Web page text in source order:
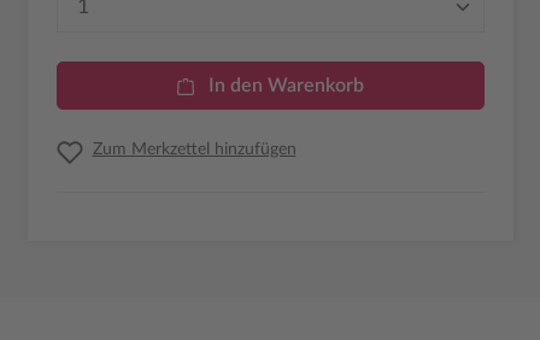
In den Warenkorb
Zum Merkzettel hinzufügen